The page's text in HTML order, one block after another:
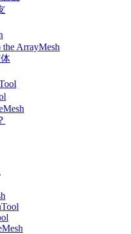
the ArrayMesh